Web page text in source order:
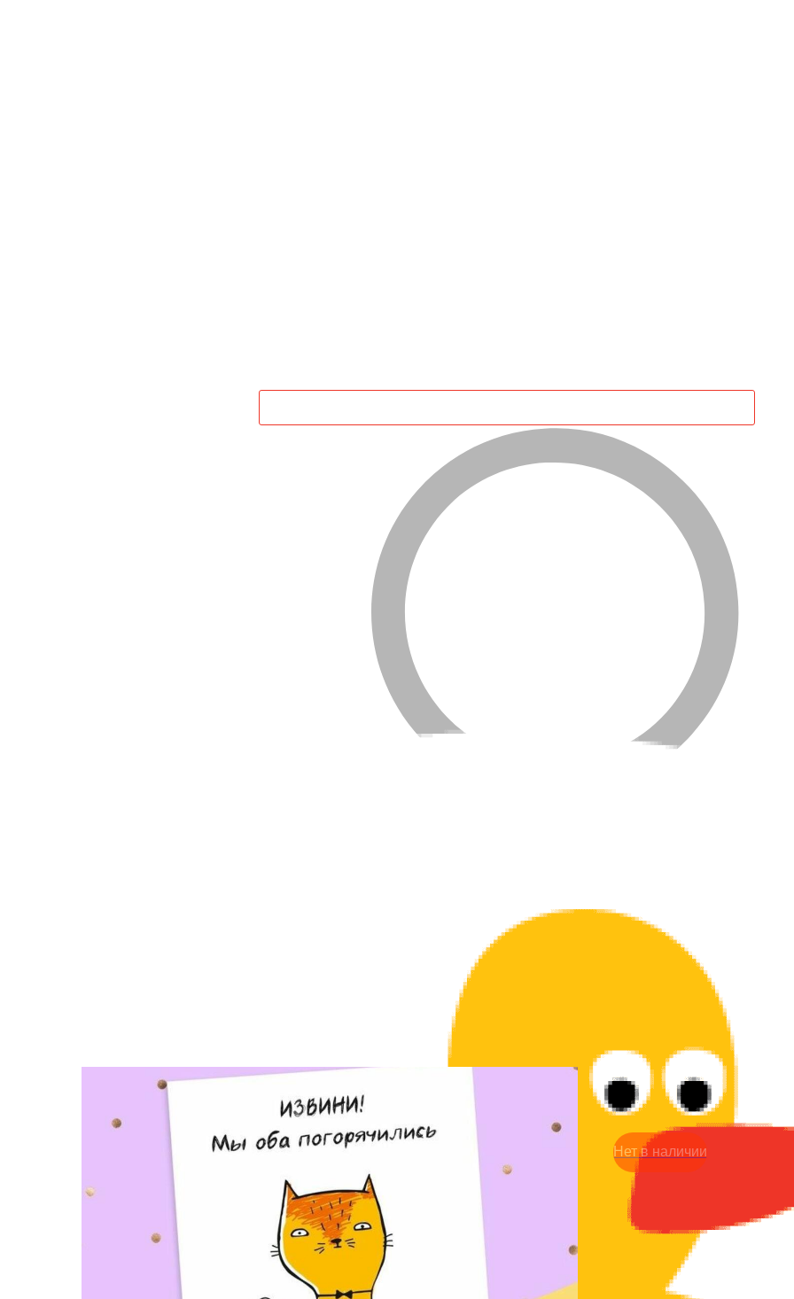
Открытка 50р - Извини,
50 р.
Нет в наличии
Подарочная открытка размером 8.8 х